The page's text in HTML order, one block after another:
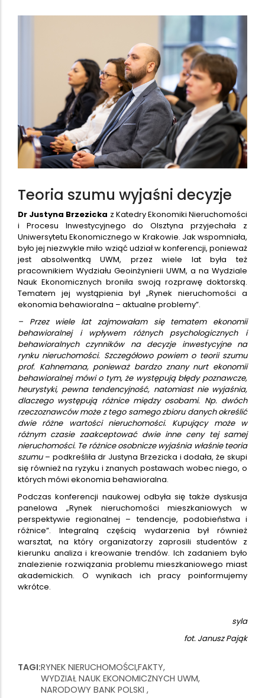
Teoria szumu wyjaśni decyzje
Dr Justyna Brzezicka z Katedry Ekonomiki Nieruchomości
i Procesu Inwestycyjnego do Olsztyna przyjechała z
Uniwersytetu Ekonomicznego w Krakowie. Jak wspomniała,
było jej niezwykle miło wziąć udział w konferencji, ponieważ
jest absolwentką UWM, przez wiele lat była też
pracownikiem Wydziału Geoinżynierii UWM, a na Wydziale
Nauk Ekonomicznych broniła swoją rozprawę doktorską.
Tematem jej wystąpienia był „Rynek nieruchomości a
ekonomia behawioralna – aktualne problemy”.
– Przez wiele lat zajmowałam się tematem ekonomii
behawioralnej i wpływem różnych psychologicznych i
behawioralnych czynników na decyzje inwestycyjne na
rynku nieruchomości. Szczegółowo powiem o teorii szumu
prof. Kahnemana, ponieważ bardzo znany nurt ekonomii
behawioralnej mówi o tym, że występują błędy poznawcze,
heurystyki, pewna tendencyjność, natomiast nie wyjaśnia,
dlaczego występują różnice między osobami. Np. dwóch
rzeczoznawców może z tego samego zbioru danych określić
dwie różne wartości nieruchomości. Kupujący może w
różnym czasie zaakceptować dwie inne ceny tej samej
nieruchomości. Te różnice osobnicze wyjaśnia właśnie teoria
szumu– podkreśliła dr Justyna Brzezicka i dodała, że skupi
się również na ryzyku i znanych postawach wobec niego, o
których mówi ekonomia behawioralna.
Podczas konferencji naukowej odbyła się także dyskusja
panelowa „Rynek nieruchomości mieszkaniowych w
perspektywie regionalnej – tendencje, podobieństwa i
różnice”. Integralną częścią wydarzenia był również
warsztat, na który organizatorzy zaprosili studentów z
kierunku analiza i kreowanie trendów. Ich zadaniem było
znalezienie rozwiązania problemu mieszkaniowego miast
akademickich. O wynikach ich pracy poinformujemy
wkrótce.
syla
fot. Janusz Pająk
TAGI RYNEK NIERUCHOMOŚCI FAKTY
WYDZIAŁ NAUK EKONOMICZNYCH UWM
NARODOWY BANK POLSKI